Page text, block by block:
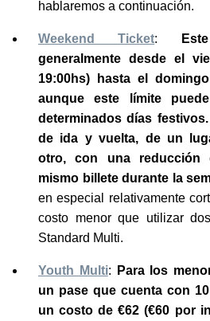
hablaremos a continuación.
Weekend Ticket:
generalmente desde el
19:00hs) hasta el
aunque este límite
determinados días
de ida y vuelta, de un
otro, con una reducción
mismo billete durante la
en especial relativamente
costo menor que utilizar
Standard Multi.
Youth Multi:
Para los
un pase que cuenta con
un costo de €62 (€60 por